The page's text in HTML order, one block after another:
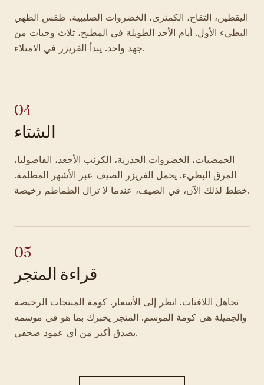
اليقطين، التفاح، الكمثرى، الخضروات الصليبية، طقس الطهي
البطيء الأول. أيام الأحد الطويلة في المطبخ، ثلاث وجبات من
جهد واحد. يبدأ الفريزر في الامتلاء.
04
الشتاء
الحمضيات، الخضروات الجذرية، الكرنب الأجعد، الفاصوليا،
المرق البطيء. يحمل الفريزر الصيف عبر الأشهر المظلمة.
خطط لذلك الآن، في الصيف، عندما لا تزال الطماطم رخيصة.
05
قراءة المتجر
تجاهل اللافتات. انظر إلى الأسعار. كومة المنتجات الرخيصة
والجميلة هي كومة الموسم. المتجر يخبرك بما هو في موسمه
بصدق أكبر من أي عمود صحفي.